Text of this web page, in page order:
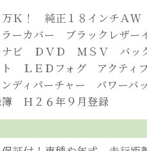
万Ｋ！ 純正１８インチＡ
ラーカバー ブラックレザ
ナビ ＤＶＤ ＭＳＶ バッ
ト ＬＥＤフォグ アクティ
ディパーチャー パワー
Ｈ２６年９月登録